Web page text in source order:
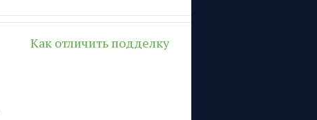
Как отличить подделку